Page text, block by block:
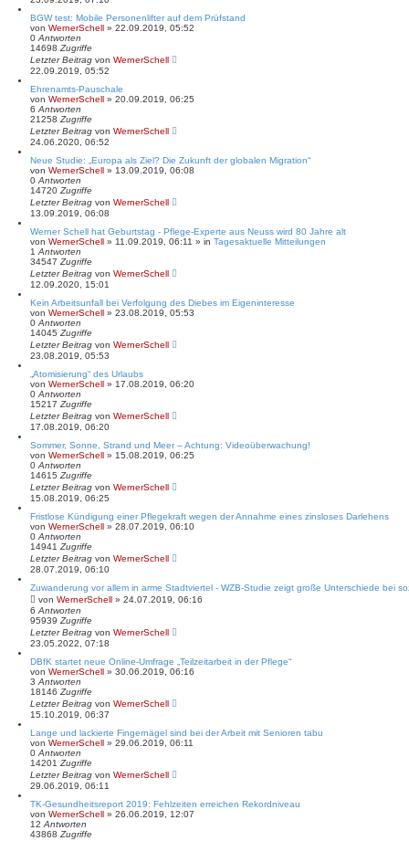
BGW test: Mobile Personenlifter auf dem Prüfstand
von WernerSchell » 22.09.2019, 05:52
0 Antworten
14698 Zugriffe
Letzter Beitrag von WernerSchell
22.09.2019, 05:52
Ehrenamts-Pauschale
von WernerSchell » 20.09.2019, 06:25
6 Antworten
21258 Zugriffe
Letzter Beitrag von WernerSchell
24.06.2020, 06:52
Neue Studie: „Europa als Ziel? Die Zukunft der globalen Migration“
von WernerSchell » 13.09.2019, 06:08
0 Antworten
14720 Zugriffe
Letzter Beitrag von WernerSchell
13.09.2019, 06:08
Werner Schell hat Geburtstag - Pflege-Experte aus Neuss wird 80 Jahre alt
von WernerSchell » 11.09.2019, 06:11 » in Tagesaktuelle Mitteilungen
1 Antworten
34547 Zugriffe
Letzter Beitrag von WernerSchell
12.09.2020, 15:01
Kein Arbeitsunfall bei Verfolgung des Diebes im Eigeninteresse
von WernerSchell » 23.08.2019, 05:53
0 Antworten
14045 Zugriffe
Letzter Beitrag von WernerSchell
23.08.2019, 05:53
„Atomisierung“ des Urlaubs
von WernerSchell » 17.08.2019, 06:20
0 Antworten
15217 Zugriffe
Letzter Beitrag von WernerSchell
17.08.2019, 06:20
Sommer, Sonne, Strand und Meer – Achtung: Videoüberwachung!
von WernerSchell » 15.08.2019, 06:25
0 Antworten
14615 Zugriffe
Letzter Beitrag von WernerSchell
15.08.2019, 06:25
Fristlose Kündigung einer Pflegekraft wegen der Annahme eines zinsloses Darlehens
von WernerSchell » 28.07.2019, 06:10
0 Antworten
14941 Zugriffe
Letzter Beitrag von WernerSchell
28.07.2019, 06:10
Zuwanderung vor allem in arme Stadtviertel - WZB-Studie zeigt große Unterschiede bei
von WernerSchell » 24.07.2019, 06:16
6 Antworten
95939 Zugriffe
Letzter Beitrag von WernerSchell
23.05.2022, 07:18
DBfK startet neue Online-Umfrage „Teilzeitarbeit in der Pflege“
von WernerSchell » 30.06.2019, 06:16
3 Antworten
18146 Zugriffe
Letzter Beitrag von WernerSchell
15.10.2019, 06:37
Lange und lackierte Fingernägel sind bei der Arbeit mit Senioren tabu
von WernerSchell » 29.06.2019, 06:11
0 Antworten
14201 Zugriffe
Letzter Beitrag von WernerSchell
29.06.2019, 06:11
TK-Gesund­heits­re­port 2019: Fehl­zeiten errei­chen Rekord­ni­veau
von WernerSchell » 26.06.2019, 12:07
12 Antworten
43868 Zugriffe